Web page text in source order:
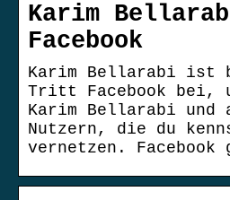
Karim
Facebook
Karim Bellarabi ist
Tritt Facebook bei,
Karim Bellarabi und
Nutzern, die du
vernetzen. Facebook